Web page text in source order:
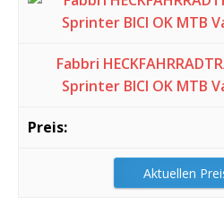
Fabbri
Sprinter BICI OK MTB
Aktuellen